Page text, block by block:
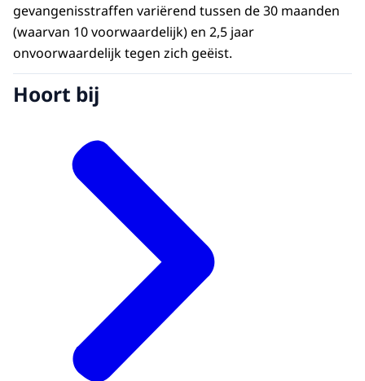
gevangenisstraffen variërend tussen de 30 maanden
(waarvan 10 voorwaardelijk) en 2,5 jaar
onvoorwaardelijk tegen zich geëist.
Hoort bij